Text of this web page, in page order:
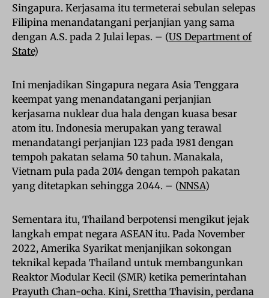
Singapura. Kerjasama itu termeterai sebulan selepas
Filipina menandatangani perjanjian yang sama
dengan A.S. pada 2 Julai lepas. – (US Department of
State)
Ini menjadikan Singapura negara Asia Tenggara
keempat yang menandatangani perjanjian
kerjasama nuklear dua hala dengan kuasa besar
atom itu. Indonesia merupakan yang terawal
menandatangi perjanjian 123 pada 1981 dengan
tempoh pakatan selama 50 tahun. Manakala,
Vietnam pula pada 2014 dengan tempoh pakatan
yang ditetapkan sehingga 2044. – (NNSA)
Sementara itu, Thailand berpotensi mengikut jejak
langkah empat negara ASEAN itu. Pada November
2022, Amerika Syarikat menjanjikan sokongan
teknikal kepada Thailand untuk membangunkan
Reaktor Modular Kecil (SMR) ketika pemerintahan
Prayuth Chan-ocha. Kini, Srettha Thavisin, perdana